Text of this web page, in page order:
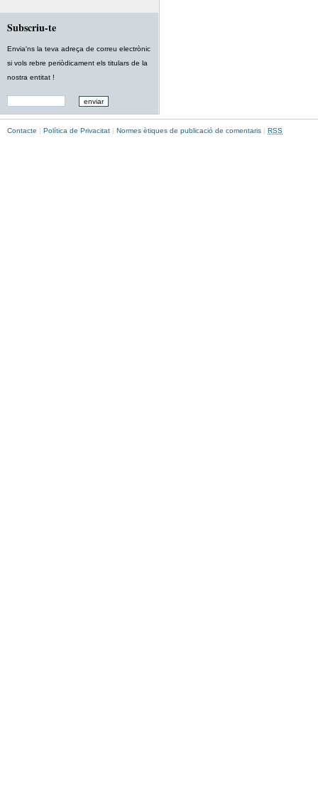
Subscriu-te
Envia'ns la teva adreça de correu electrònic
si vols rebre periòdicament els titulars de la
nostra entitat !
Contacte | Política de Privacitat | Normes ètiques de publicació de comentaris | RSS